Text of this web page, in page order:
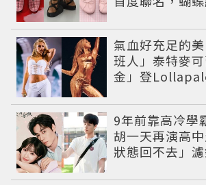
氣血好充足的
班人」泰特麥
金」登
9年前靠高冷學
胡一天再演高
狀態回不去」